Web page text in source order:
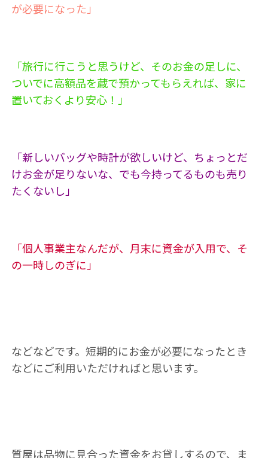
が必要になった」
「旅行に行こうと思うけど、そのお金の足しに、
ついでに高額品を蔵で預かってもらえれば、家に
置いておくより安心！」
「新しいバッグや時計が欲しいけど、ちょっとだ
けお金が足りないな、でも今持ってるものも売り
たくないし」
「個人事業主なんだが、月末に資金が入用で、そ
の一時しのぎに」
などなどです。短期的にお金が必要になったとき
などにご利用いただければと思います。
質屋は品物に見合った資金をお貸しするので、ま